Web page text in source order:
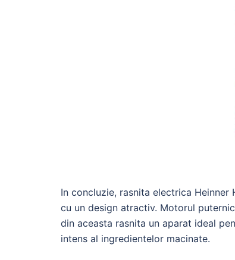
In concluzie, rasnita electrica
cu un design atractiv. Motorul
din aceasta rasnita un aparat ideal
intens al ingredientelor macinate.